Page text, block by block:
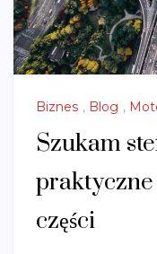
Biznes , Blog ,
Szukam
części